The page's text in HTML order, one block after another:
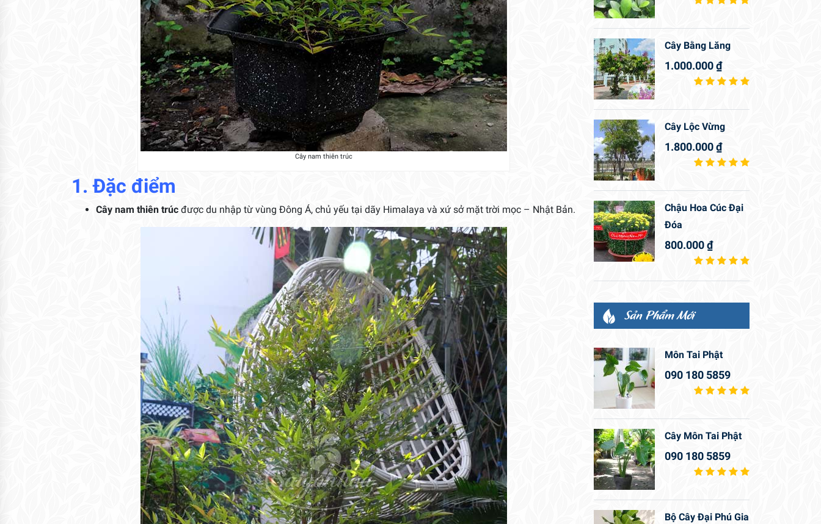
Cây nam thiên trúc
1. Đặc điểm
Cây nam thiên trúc được du nhập từ vùng Đông Á, chủ yếu tại dãy Himalaya và xứ sở mặt trời mọc – Nhật Bản.
Cây Bằng Lăng
1.000.000₫
Cây Lộc Vừng
1.800.000₫
Chậu Hoa Cúc Đại
Đóa
800.000₫
Sản Phẩm Mới
Môn Tai Phật
090 180 5859
Cây Môn Tai Phật
090 180 5859
Bộ Cây Đại Phú Gia